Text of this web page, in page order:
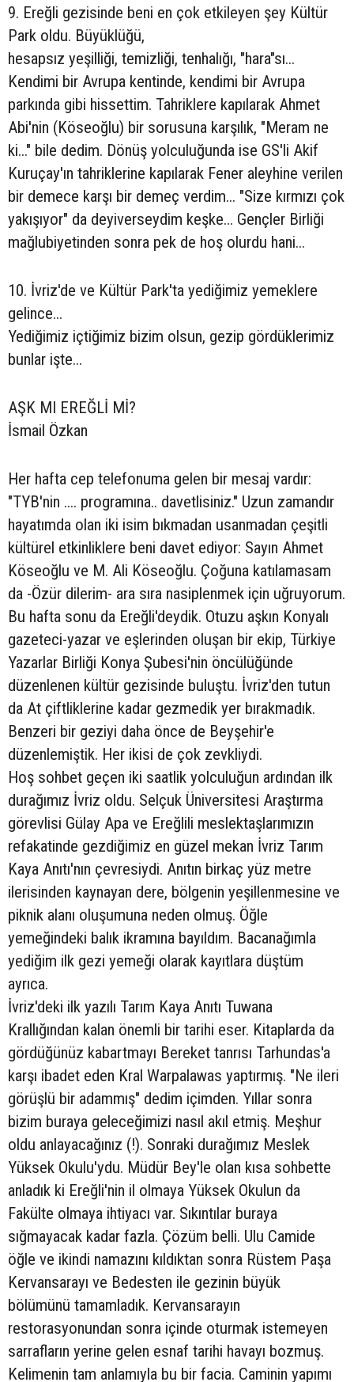
9. Ereğli gezisinde beni en çok etkileyen şey Kültür
Park oldu. Büyüklüğü,
hesapsız yeşilliği, temizliği, tenhalığı, "hara"sı...
Kendimi bir Avrupa kentinde, kendimi bir Avrupa
parkında gibi hissettim. Tahriklere kapılarak Ahmet
Abi'nin (Köseoğlu) bir sorusuna karşılık, "Meram ne
ki..." bile dedim. Dönüş yolculuğunda ise GS'li Akif
Kuruçay'ın tahriklerine kapılarak Fener aleyhine verilen
bir demece karşı bir demeç verdim... "Size kırmızı çok
yakışıyor" da deyiverseydim keşke... Gençler Birliği
mağlubiyetinden sonra pek de hoş olurdu hani...
10. İvriz'de ve Kültür Park'ta yediğimiz yemeklere
gelince...
Yediğimiz içtiğimiz bizim olsun, gezip gördüklerimiz
bunlar işte...
AŞK MI EREĞLİ Mİ?
İsmail Özkan
Her hafta cep telefonuma gelen bir mesaj vardır:
"TYB'nin .... programına.. davetlisiniz." Uzun zamandır
hayatımda olan iki isim bıkmadan usanmadan çeşitli
kültürel etkinliklere beni davet ediyor: Sayın Ahmet
Köseoğlu ve M. Ali Köseoğlu. Çoğuna katılamasam
da -Özür dilerim- ara sıra nasiplenmek için uğruyorum.
Bu hafta sonu da Ereğli'deydik. Otuzu aşkın Konyalı
gazeteci-yazar ve eşlerinden oluşan bir ekip, Türkiye
Yazarlar Birliği Konya Şubesi'nin öncülüğünde
düzenlenen kültür gezisinde buluştu. İvriz'den tutun
da At çiftliklerine kadar gezmedik yer bırakmadık.
Benzeri bir geziyi daha önce de Beyşehir'e
düzenlemiştik. Her ikisi de çok zevkliydi.
Hoş sohbet geçen iki saatlik yolculuğun ardından ilk
durağımız İvriz oldu. Selçuk Üniversitesi Araştırma
görevlisi Gülay Apa ve Ereğlili meslektaşlarımızın
refakatinde gezdiğimiz en güzel mekan İvriz Tarım
Kaya Anıtı'nın çevresiydi. Anıtın birkaç yüz metre
ilerisinden kaynayan dere, bölgenin yeşillenmesine ve
piknik alanı oluşumuna neden olmuş. Öğle
yemeğindeki balık ikramına bayıldım. Bacanağımla
yediğim ilk gezi yemeği olarak kayıtlara düştüm
ayrıca.
İvriz'deki ilk yazılı Tarım Kaya Anıtı Tuwana
Krallığından kalan önemli bir tarihi eser. Kitaplarda da
gördüğünüz kabartmayı Bereket tanrısı Tarhundas'a
karşı ibadet eden Kral Warpalawas yaptırmış. "Ne ileri
görüşlü bir adammış" dedim içimden. Yıllar sonra
bizim buraya geleceğimizi nasıl akıl etmiş. Meşhur
oldu anlayacağınız (!). Sonraki durağımız Meslek
Yüksek Okulu'ydu. Müdür Bey'le olan kısa sohbette
anladık ki Ereğli'nin il olmaya Yüksek Okulun da
Fakülte olmaya ihtiyacı var. Sıkıntılar buraya
sığmayacak kadar fazla. Çözüm belli. Ulu Camide
öğle ve ikindi namazını kıldıktan sonra Rüstem Paşa
Kervansarayı ve Bedesten ile gezinin büyük
bölümünü tamamladık. Kervansarayın
restorasyonundan sonra içinde oturmak istemeyen
sarrafların yerine gelen esnaf tarihi havayı bozmuş.
Kelimenin tam anlamıyla bu bir facia. Caminin yapımı